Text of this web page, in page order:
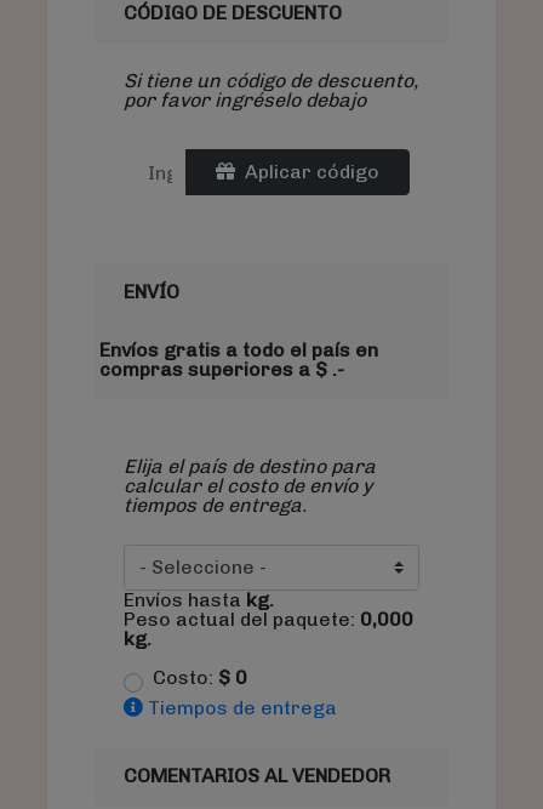
CÓDIGO DE DESCUENTO
Si tiene un código de descuento,
por favor ingréselo debajo
Aplicar código
ENVÍO
Envíos gratis a todo el país en
compras superiores a $ .-
Elija el país de destino para
calcular el costo de envío y
tiempos de entrega.
Envíos hasta kg.
Peso actual del paquete: 0,000
kg.
Costo: $ 0
Tiempos de entrega
COMENTARIOS AL VENDEDOR